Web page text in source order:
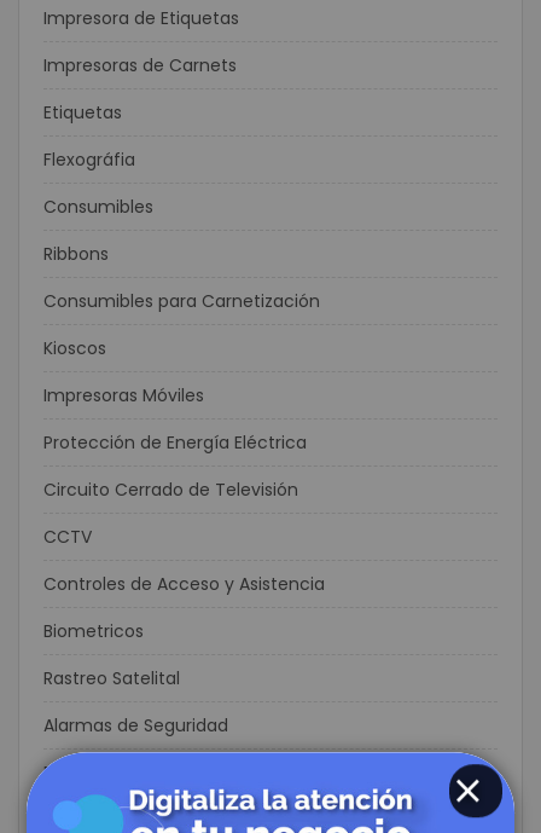
Impresora de Etiquetas
Impresoras de Carnets
Etiquetas
Flexográfia
Consumibles
Ribbons
Consumibles para Carnetización
Kioscos
Impresoras Móviles
Protección de Energía Eléctrica
Circuito Cerrado de Televisión
CCTV
Controles de Acceso y Asistencia
Biometricos
Rastreo Satelital
Alarmas de Seguridad
Domótica y Automatización para el Hogar
Cables Redes
CLOSE